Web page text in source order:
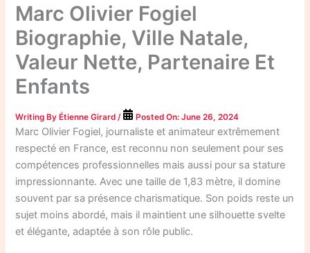
Marc Olivier Fogiel
Biographie, Ville Natale,
Valeur Nette, Partenaire Et
Enfants
Writing ByÉtienne Girard / Posted On:June 26, 2024
Marc Olivier Fogiel, journaliste et animateur extrêmement
respecté en France, est reconnu non seulement pour ses
compétences professionnelles mais aussi pour sa stature
impressionnante. Avec une taille de 1,83 mètre, il domine
souvent par sa présence charismatique. Son poids reste un
sujet moins abordé, mais il maintient une silhouette svelte
et élégante, adaptée à son rôle public.